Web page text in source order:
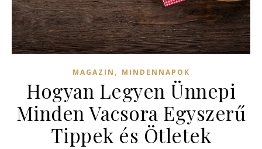
MAGAZIN , MINDENNAPOK
Hogyan Legyen Ünnepi
Minden Vacsora Egyszerű
Tippek és Ötletek